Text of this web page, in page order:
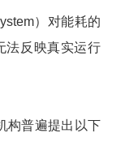
）对能耗的
法反映真实运行
构普遍提出以下